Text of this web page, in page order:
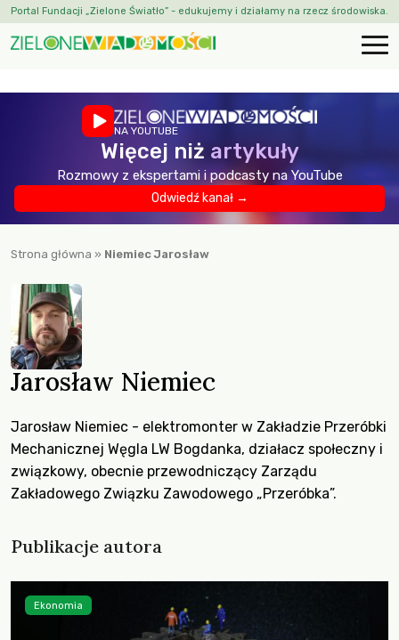
Portal Fundacji „Zielone Światło” - edukujemy i działamy na rzecz środowiska.
NA YOUTUBE
Więcej niż artykuły
Rozmowy z ekspertami i podcasty na YouTube
Odwiedź kanał →
Strona główna » Niemiec Jarosław
Jarosław Niemiec
Jarosław Niemiec - elektromonter w Zakładzie Przeróbki
Mechanicznej Węgla LW Bogdanka, działacz społeczny i
związkowy, obecnie przewodniczący Zarządu
Zakładowego Związku Zawodowego „Przeróbka”.
Publikacje autora
Ekonomia